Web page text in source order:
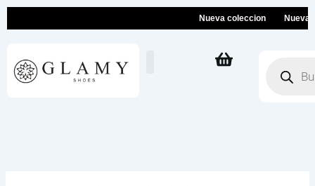
Nueva coleccion Nueva
productos